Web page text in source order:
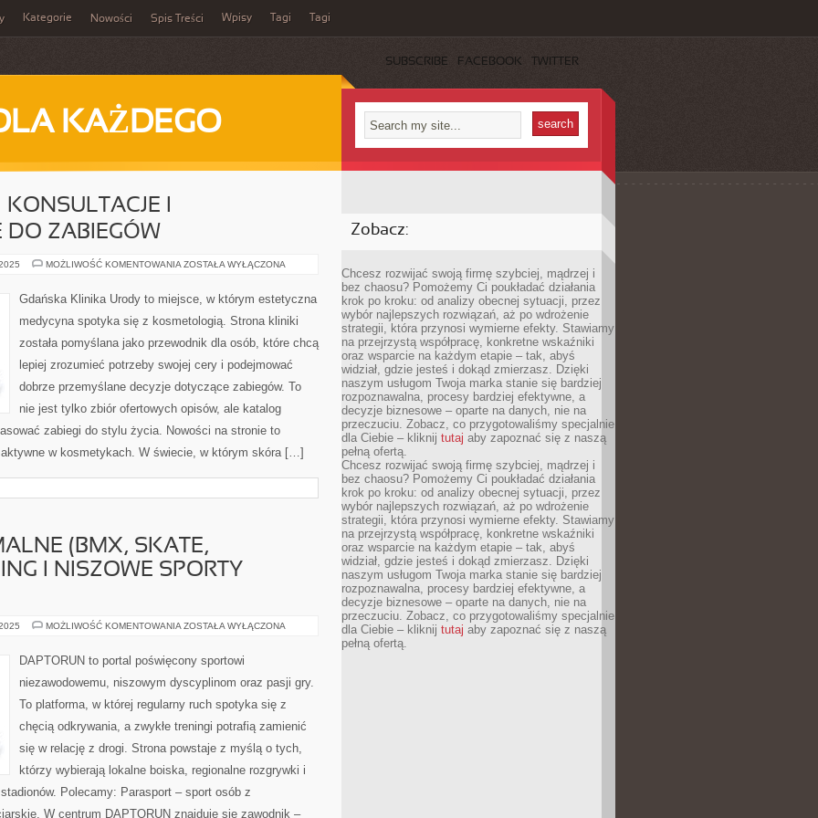
Kategorie Nowości Spis Treści Wpisy Tagi Tagi
SUBSCRIBE FACEBOOK TWITTER
KAŻDEGO
I
DO ZABIEGÓW
MOŻLIWOŚĆ KOMENTOWANIA LASEROTERAPIA
PRZYGOTOWANIE
ZABIEGÓW
ZOSTAŁA WYŁĄCZONA
Gdańska Klinika Urody to miejsce, w którym estetyczna
medycyna spotyka się z kosmetologią. Strona kliniki
została pomyślana jako przewodnik dla osób, które chcą
lepiej zrozumieć potrzeby swojej cery i podejmować
dobrze przemyślane decyzje dotyczące zabiegów. To
nie jest tylko zbiór ofertowych opisów, ale katalog
zabiegi do stylu życia. Nowości na stronie to
w kosmetykach. W świecie, w którym skóra […]
(BMX, SKATE,
I NISZOWE SPORTY
MOŻLIWOŚĆ KOMENTOWANIA SPORTY
PARKOUR)
CURLING
NISZOWE
LODOWE
ZOSTAŁA WYŁĄCZONA
DAPTORUN to portal poświęcony sportowi
niezawodowemu, niszowym dyscyplinom oraz pasji gry.
To platforma, w której regularny ruch spotyka się z
chęcią odkrywania, a zwykłe treningi potrafią zamienić
się w relację z drogi. Strona powstaje z myślą o tych,
którzy wybierają lokalne boiska, regionalne rozgrywki i
Polecamy: Parasport – sport osób z
W centrum DAPTORUN znajduje się zawodnik –
Zobacz:
Chcesz rozwijać swoją firmę szybciej, mądrzej i
bez chaosu? Pomożemy Ci poukładać działania
krok po kroku: od analizy obecnej sytuacji, przez
wybór najlepszych rozwiązań, aż po wdrożenie
strategii, która przynosi wymierne efekty. Stawiamy
na przejrzystą współpracę, konkretne wskaźniki
oraz wsparcie na każdym etapie – tak, abyś
widział, gdzie jesteś i dokąd zmierzasz. Dzięki
naszym usługom Twoja marka stanie się bardziej
rozpoznawalna, procesy bardziej efektywne, a
decyzje biznesowe – oparte na danych, nie na
przeczuciu. Zobacz, co przygotowaliśmy specjalnie
dla Ciebie – kliknij tutaj aby zapoznać się z naszą
pełną ofertą.
Chcesz rozwijać swoją firmę szybciej, mądrzej i
bez chaosu? Pomożemy Ci poukładać działania
krok po kroku: od analizy obecnej sytuacji, przez
wybór najlepszych rozwiązań, aż po wdrożenie
strategii, która przynosi wymierne efekty. Stawiamy
na przejrzystą współpracę, konkretne wskaźniki
oraz wsparcie na każdym etapie – tak, abyś
widział, gdzie jesteś i dokąd zmierzasz. Dzięki
naszym usługom Twoja marka stanie się bardziej
rozpoznawalna, procesy bardziej efektywne, a
decyzje biznesowe – oparte na danych, nie na
przeczuciu. Zobacz, co przygotowaliśmy specjalnie
dla Ciebie – kliknij tutaj aby zapoznać się z naszą
pełną ofertą.